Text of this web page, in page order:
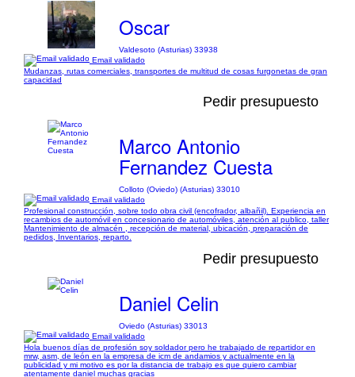
Oscar
Valdesoto (Asturias) 33938
Email validado
Mudanzas, rutas comerciales, transportes de multitud de cosas furgonetas de gran
capacidad
Pedir presupuesto
Marco Antonio
Fernandez Cuesta
Colloto (Oviedo) (Asturias) 33010
Email validado
Profesional construcción, sobre todo obra civil (encofrador, albañil). Experiencia en
recambios de automóvil en concesionario de automóviles, atención al publico, taller
Mantenimiento de almacén , recepción de material, ubicación, preparación de
pedidos, Inventarios, reparto.
Pedir presupuesto
Daniel Celin
Oviedo (Asturias) 33013
Email validado
Hola buenos días de profesión soy soldador pero he trabajado de repartidor en
mrw, asm, de león en la empresa de icm de andamios y actualmente en la
publicidad y mi motivo es por la distancia de trabajo es que quiero cambiar
atentamente daniel muchas gracias